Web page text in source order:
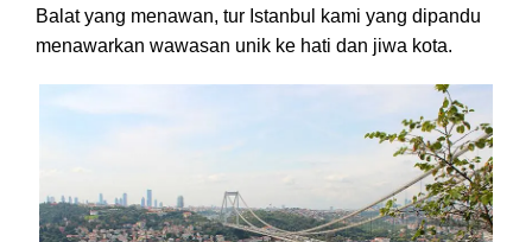
Balat yang menawan, tur Istanbul kami yang dipandu
menawarkan wawasan unik ke hati dan jiwa kota.